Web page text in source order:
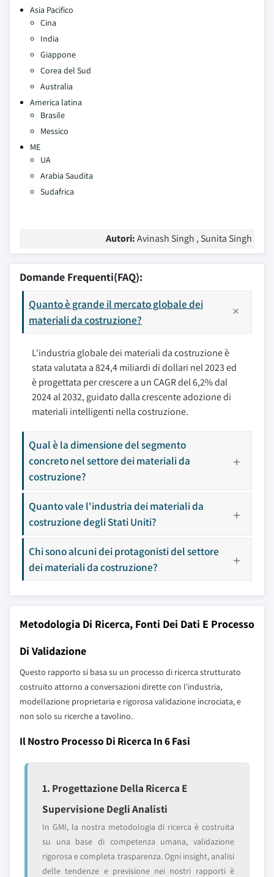
Asia Pacifico
Cina
India
Giappone
Corea del Sud
Australia
America latina
Brasile
Messico
ME
UA
Arabia Saudita
Sudafrica
Autori:Avinash Singh , Sunita Singh
Domande Frequenti(FAQ):
Quanto è grande il mercato globale dei
materiali da costruzione?
L'industria globale dei materiali da costruzione è
stata valutata a 824,4 miliardi di dollari nel 2023 ed
è progettata per crescere a un CAGR del 6,2% dal
2024 al 2032, guidato dalla crescente adozione di
materiali intelligenti nella costruzione.
Qual è la dimensione del segmento
concreto nel settore dei materiali da
costruzione?
Quanto vale l'industria dei materiali da
costruzione degli Stati Uniti?
Chi sono alcuni dei protagonisti del settore
dei materiali da costruzione?
Metodologia Di Ricerca, Fonti Dei Dati E Processo
Di Validazione
Questo rapporto si basa su un processo di ricerca strutturato
costruito attorno a conversazioni dirette con l'industria,
modellazione proprietaria e rigorosa validazione incrociata, e
non solo su ricerche a tavolino.
Il Nostro Processo Di Ricerca In 6 Fasi
1. Progettazione Della Ricerca E
Supervisione Degli Analisti
In GMI, la nostra metodologia di ricerca è costruita
su una base di competenza umana, validazione
rigorosa e completa trasparenza. Ogni insight, analisi
delle tendenze e previsione nei nostri rapporti è